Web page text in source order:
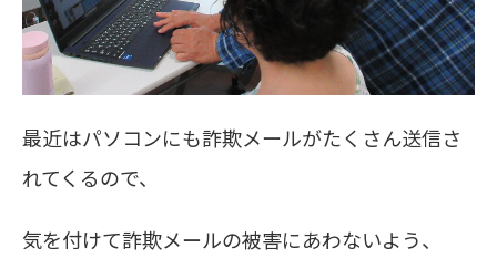
最近はパソコンにも詐欺メールがたくさん送信さ
れてくるので、
気を付けて詐欺メールの被害にあわないよう、